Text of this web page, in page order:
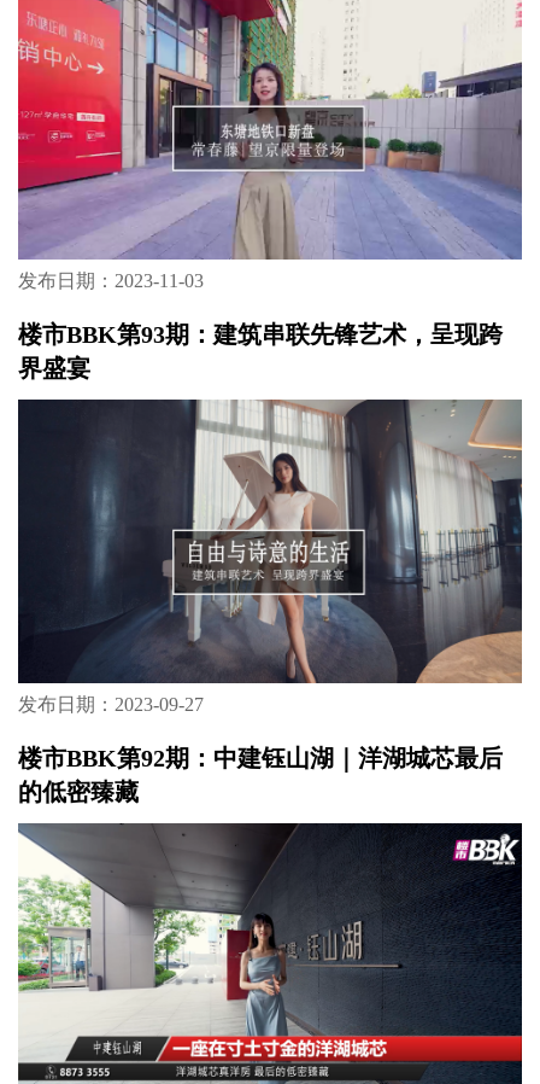
发布日期：2023-11-03
楼市BBK第93期：建筑串联先锋艺术，呈现跨
界盛宴
发布日期：2023-09-27
楼市BBK第92期：中建钰山湖｜洋湖城芯最后
的低密臻藏